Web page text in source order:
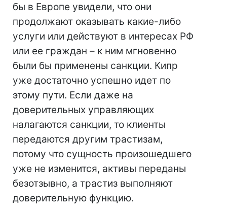
бы в Европе увидели, что они
продолжают оказывать какие-либо
услуги или действуют в интересах РФ
или ее граждан – к ним мгновенно
были бы применены санкции. Кипр
уже достаточно успешно идет по
этому пути. Если даже на
доверительных управляющих
налагаются санкции, то клиенты
передаются другим трастизам,
потому что сущность произошедшего
уже не изменится, активы переданы
безотзывно, а трастиз выполняют
доверительную функцию.